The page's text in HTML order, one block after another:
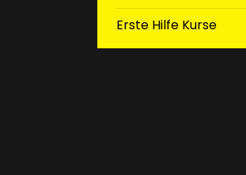
Erste Hilfe Kurse